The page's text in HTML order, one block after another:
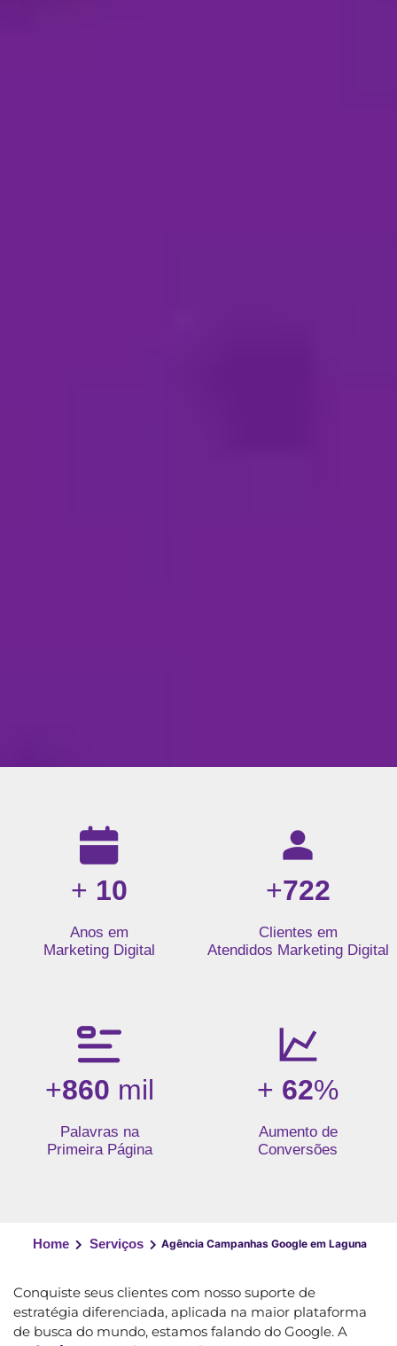
Resultados da nossa agência de marketing digital: mais
+ 10
Anos em
Marketing Digital
+722
Clientes em
Atendidos Marketing Digital
+860 mil
Palavras na
Primeira Página
+ 62%
Aumento de
Conversões
Home Serviços Agência Campanhas Google em Laguna
Conquiste seus clientes com nosso suporte de
estratégia diferenciada, aplicada na maior plataforma
de busca do mundo, estamos falando do Google. A